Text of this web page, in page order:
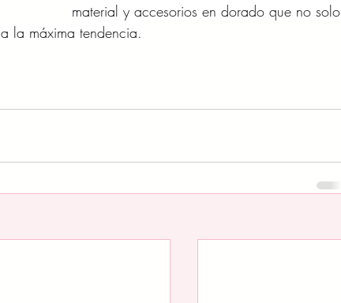
material y accesorios en dorado que no solo
a la máxima tendencia.